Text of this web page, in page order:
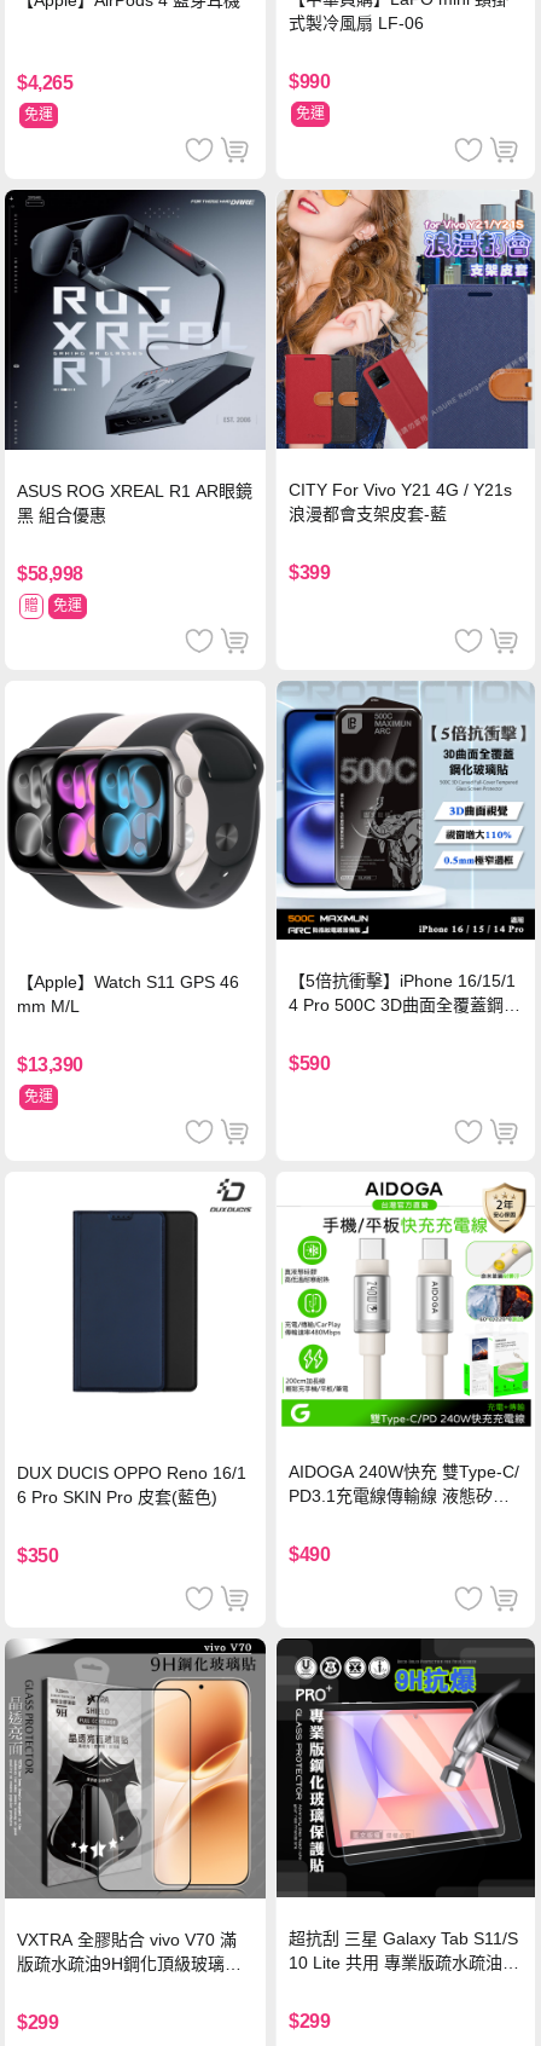
$4,265
免運
式製冷風扇 LF-06
$990
免運
ASUS ROG XREAL R1 AR眼鏡
黑 組合優惠
$58,998
贈 免運
CITY For Vivo Y21 4G / Y21s
浪漫都會支架皮套-藍
$399
【Apple】Watch S11 GPS 46
mm M/L
$13,390
免運
【5倍抗衝擊】iPhone 16/15/1
4 Pro 500C 3D曲面全覆蓋鋼化
保護貼
$590
DUX DUCIS OPPO Reno 16/1
6 Pro SKIN Pro 皮套(藍色)
$350
AIDOGA 240W快充 雙Type-C/
PD3.1充電線傳輸線 液態矽膠
機/平板/筆電
$490
VXTRA 全膠貼合 vivo V70 滿
版疏水疏油9H鋼化頂級玻璃貼
$299
超抗刮 三星 Galaxy Tab S11/S
10 Lite 共用 專業版疏水疏油9
$299